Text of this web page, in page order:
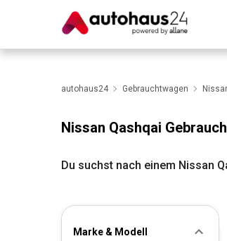
Wir bewerten dein AutoRund um die
autohaus24 Gebrauchtwagen
Nissan Qashqai
Du suchst nach einem Nissan
Marke & Modell